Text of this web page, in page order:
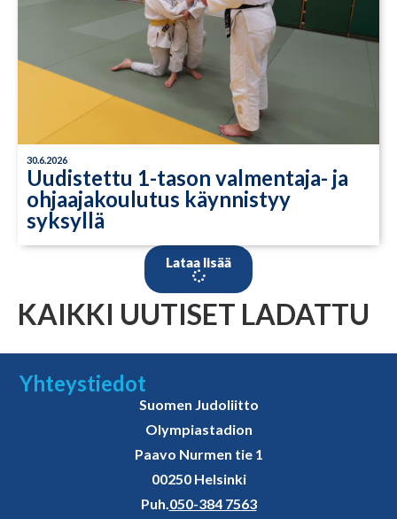
30.6.2026
Uudistettu 1-tason valmentaja- ja
ohjaajakoulutus käynnistyy
syksyllä
Lataa lisää
KAIKKI UUTISET LADATTU
Yhteystiedot
Suomen Judoliitto
Olympiastadion
Paavo Nurmen tie 1
00250 Helsinki
Puh.050-384 7563